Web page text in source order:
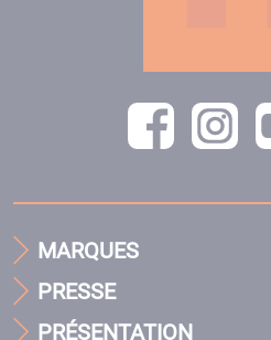
MARQUES
PRESSE
PRÉSENTATION